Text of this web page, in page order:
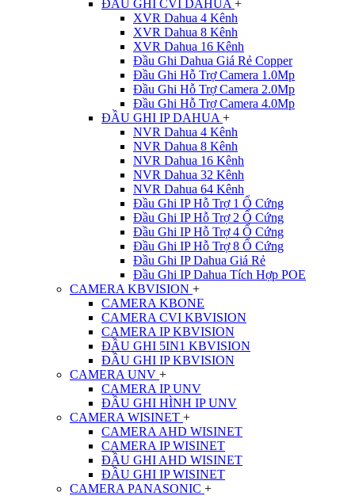
ĐẦU GHI CVI DAHUA +
XVR Dahua 4 Kênh
XVR Dahua 8 Kênh
XVR Dahua 16 Kênh
Đầu Ghi Dahua Giá Rẻ Copper
Đầu Ghi Hỗ Trợ Camera 1.0Mp
Đầu Ghi Hỗ Trợ Camera 2.0Mp
Đầu Ghi Hỗ Trợ Camera 4.0Mp
ĐẦU GHI IP DAHUA +
NVR Dahua 4 Kênh
NVR Dahua 8 Kênh
NVR Dahua 16 Kênh
NVR Dahua 32 Kênh
NVR Dahua 64 Kênh
Đầu Ghi IP Hỗ Trợ 1 Ổ Cứng
Đầu Ghi IP Hỗ Trợ 2 Ổ Cứng
Đầu Ghi IP Hỗ Trợ 4 Ổ Cứng
Đầu Ghi IP Hỗ Trợ 8 Ổ Cứng
Đầu Ghi IP Dahua Giá Rẻ
Đầu Ghi IP Dahua Tích Hợp POE
CAMERA KBVISION +
CAMERA KBONE
CAMERA CVI KBVISION
CAMERA IP KBVISION
ĐẦU GHI 5IN1 KBVISION
ĐẦU GHI IP KBVISION
CAMERA UNV +
CAMERA IP UNV
ĐẦU GHI HÌNH IP UNV
CAMERA WISINET +
CAMERA AHD WISINET
CAMERA IP WISINET
ĐẦU GHI AHD WISINET
ĐẦU GHI IP WISINET
CAMERA PANASONIC +